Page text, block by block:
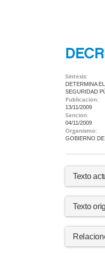
Síntesis:
DETERMINA
SEGURIDAD
Publicación:
13/11/2009
Sanción:
04/11/2009
Organismo:
GOBIERNO
Texto
Texto